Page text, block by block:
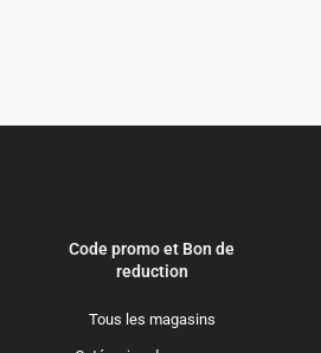
Code promo et Bon de
reduction
Tous les magasins